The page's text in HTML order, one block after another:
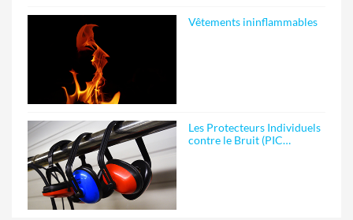
Vêtements ininflammables
Les Protecteurs Individuels
contre le Bruit (PIC…